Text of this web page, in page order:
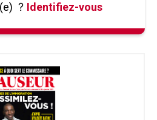
? Identifiez-vous